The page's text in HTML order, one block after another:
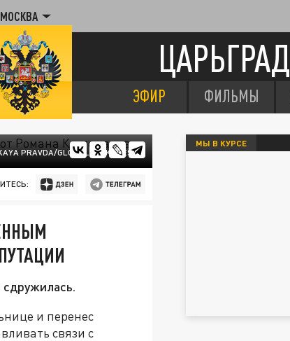
МОСКВА
ЦАРЬГРАД
ЭФИР ФИЛЬМЫ
PRAVDA/GLOBALLOOKPRESS
и перенес
связи с
МЫ В КУРСЕ